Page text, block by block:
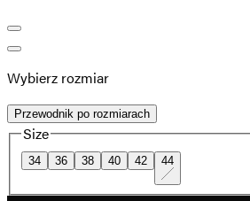
Wybierz rozmiar
Przewodnik po rozmiarach
Size
34 36 38 40 42 44